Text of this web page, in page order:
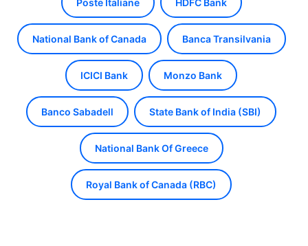
Poste Italiane HDFC Bank
National Bank of Canada Banca Transilvania
ICICI Bank Monzo Bank
Banco Sabadell State Bank of India (SBI)
National Bank Of Greece
Royal Bank of Canada (RBC)